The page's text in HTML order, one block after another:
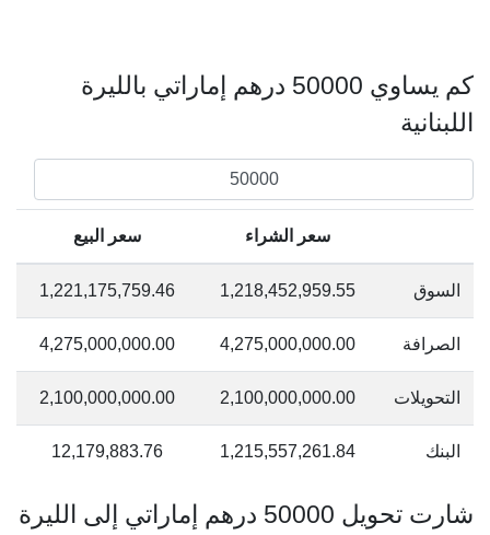
كم يساوي 50000 درهم إماراتي بالليرة
اللبنانية
سعر الشراء سعر البيع
السوق 1,218,452,959.55
1,221,175,759.46
الصرافة 4,275,000,000.00
4,275,000,000.00
التحويلات 2,100,000,000.00
2,100,000,000.00
البنك 1,215,557,261.84
12,179,883.76
شارت تحويل 50000 درهم إماراتي إلى الليرة